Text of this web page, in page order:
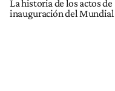
La historia de los actos de
inauguración del Mundial